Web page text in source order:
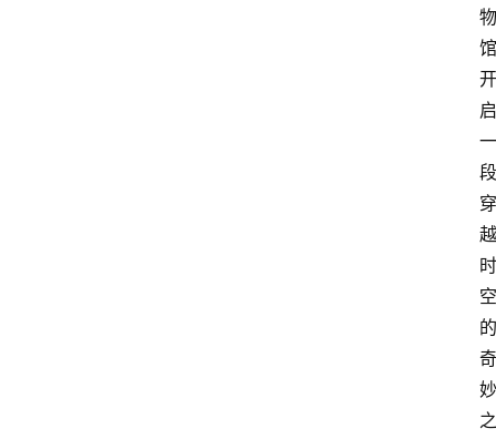
物
馆
开
启
一
段
穿
越
时
空
的
奇
妙
之